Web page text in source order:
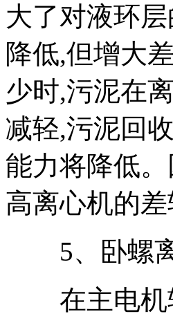
大了对液环
降低,但增大
少时,污泥在
减轻,污泥回
能力将降低
高离心机的差
5、卧螺离
在主电机转